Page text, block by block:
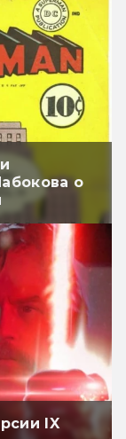
о
IX